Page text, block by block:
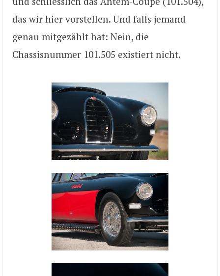
das wir hier vorstellen. Und falls jemand
genau mitgezählt hat: Nein, die
Chassisnummer 101.505 existiert nicht.